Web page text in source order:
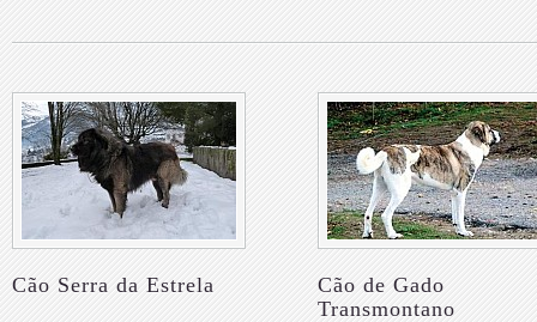
Cão Serra da Estrela
Cão de Gado
Transmontano